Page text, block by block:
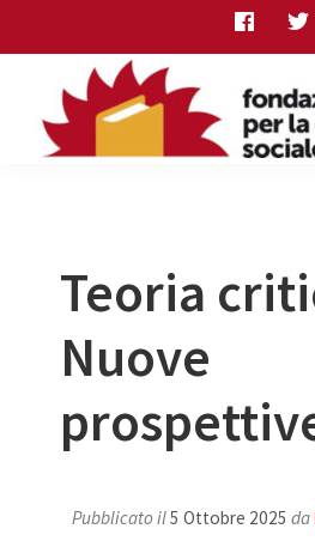
to
content
to
primary
sidebar
to
Teoria
Nuove
Pubblicato il5 Ottobre 2025 da